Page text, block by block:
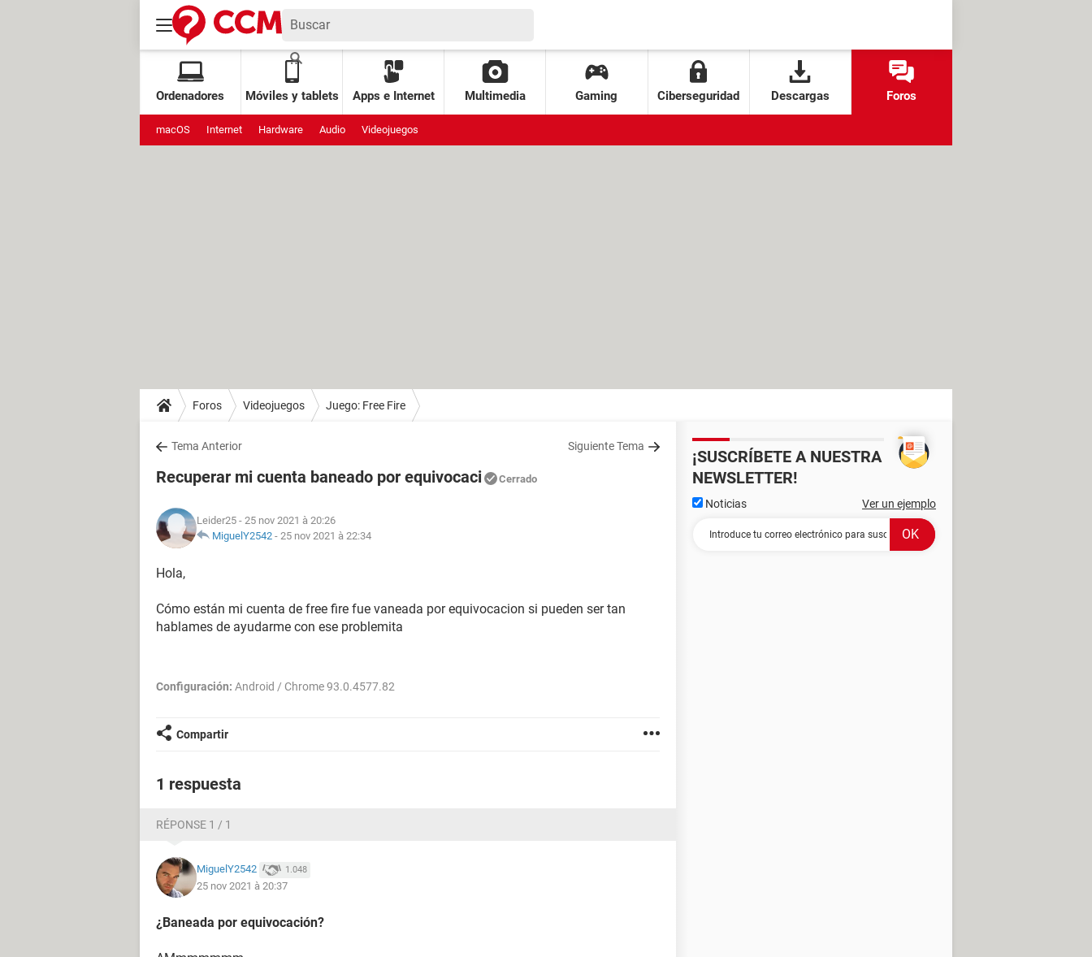
Ordenadores Móviles y tablets Apps e Internet Multimedia Gaming Ciberseguridad Descargas Foros
macOS Internet Hardware Audio Videojuegos
Foros Videojuegos Juego: Free Fire
Tema Anterior Siguiente Tema
Recuperar mi cuenta baneado por equivocaci Cerrado
Leider25 - 25 nov 2021 à 20:26
MiguelY2542 - 25 nov 2021 à 22:34
Hola,
Cómo están mi cuenta de free fire fue vaneada por equivocacion si pueden ser tan
hablames de ayudarme con ese problemita
Configuración: Android / Chrome 93.0.4577.82
Compartir
1 respuesta
RÉPONSE 1 / 1
MiguelY2542 1.048
25 nov 2021 à 20:37
¿Baneada por equivocación?
¡SUSCRÍBETE A NUESTRA
NEWSLETTER!
Noticias Ver un ejemplo